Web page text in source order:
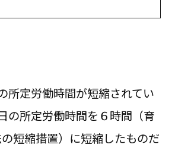
所定労働時間が短縮されてい
の所定労働時間を６時間（育
短縮措置）に短縮したものだ